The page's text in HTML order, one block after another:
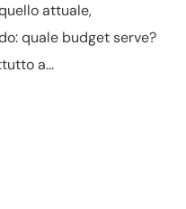
attuale,
quale budget serve?
a...